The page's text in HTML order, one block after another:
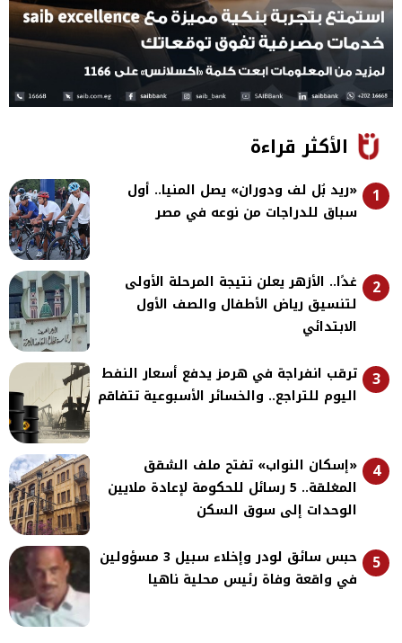
الأكثر قراءة
1
«ريد بُل لف ودوران» يصل المنيا.. أول
سباق للدراجات من نوعه في مصر
2
غدًا.. الأزهر يعلن نتيجة المرحلة الأولى
لتنسيق رياض الأطفال والصف الأول
الابتدائي
3
ترقب انفراجة في هرمز يدفع أسعار النفط
اليوم للتراجع.. والخسائر الأسبوعية تتفاقم
4
«إسكان النواب» تفتح ملف الشقق
المغلقة.. 5 رسائل للحكومة لإعادة ملايين
الوحدات إلى سوق السكن
5
حبس سائق لودر وإخلاء سبيل 3 مسؤولين
في واقعة وفاة رئيس محلية ناهيا